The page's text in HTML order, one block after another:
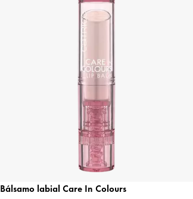
Bálsamo labial Care In Colours